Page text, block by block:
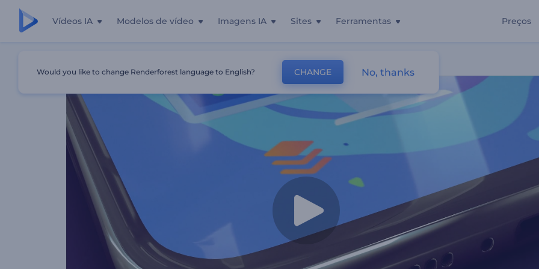
Vídeos IA Modelos de vídeo Imagens IA Sites Ferramentas Preços
Kit Moderno De Apps Para Dispositivos Móveis
Would you like to change Renderforest language to English?
CHANGE No, thanks